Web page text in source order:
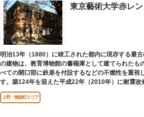
この建物に色濃く反映されています。
彫刻作品や芸術品を鑑賞する美術館という側面だけ
値も感じられる施設です。朝倉の芸術思想の特質で
は、その芸術上・観賞上の価値が評価され、敷地全
園」として国の名勝に指定されています。
東京藝術大学赤レ
明治13年（1880）に竣工された都内に現存する最
の建物は、教育博物館の書籍庫として建てられたも
べての開口部に鉄扉を付設するなどの不燃性を重視
す。築124年を迎えた平成22年（2010年）に耐震改
改修が施されました。
上野・御徒町エリア